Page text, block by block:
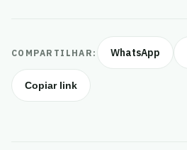
COMPARTILHAR: WhatsApp
Copiar link